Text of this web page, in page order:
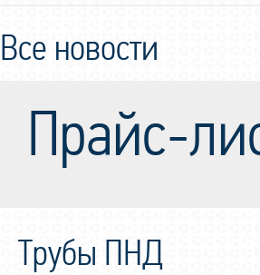
Все новости
Прайс-
Трубы ПНД